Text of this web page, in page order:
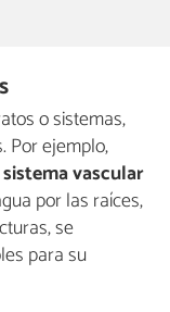
o sistemas,
Por ejemplo,
sistema vascular
por las raíces,
se
para su